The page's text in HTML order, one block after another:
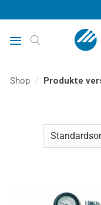
Inhalt
springen
Shop / Produkte